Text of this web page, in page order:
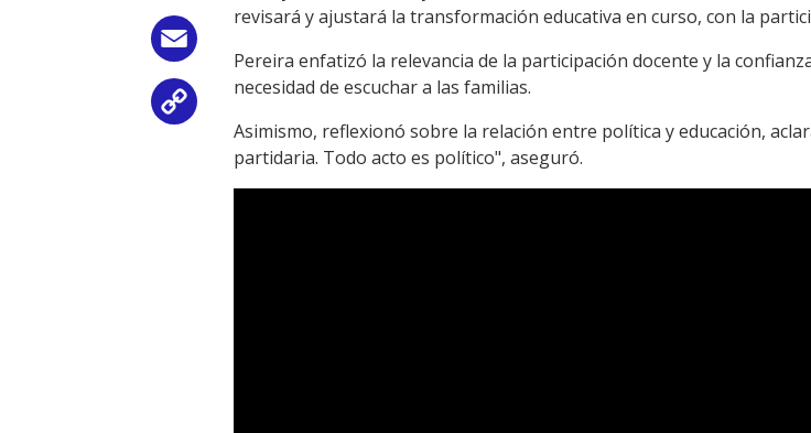
Link
revisará y ajustará la transformación educativa en curso, con la
Pereira enfatizó la relevancia de la participación docente y la
necesidad de escuchar a las familias.
Asimismo, reflexionó sobre la relación entre política y educación,
partidaria. Todo acto es político", aseguró.